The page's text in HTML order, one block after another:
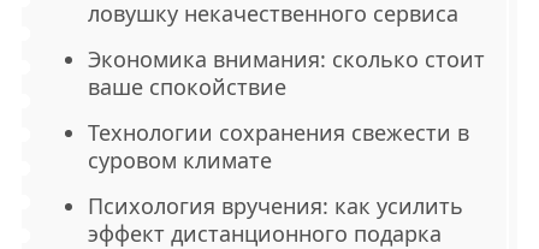
ловушку некачественного сервиса
Экономика внимания: сколько стоит
ваше спокойствие
Технологии сохранения свежести в
суровом климате
Психология вручения: как усилить
эффект дистанционного подарка